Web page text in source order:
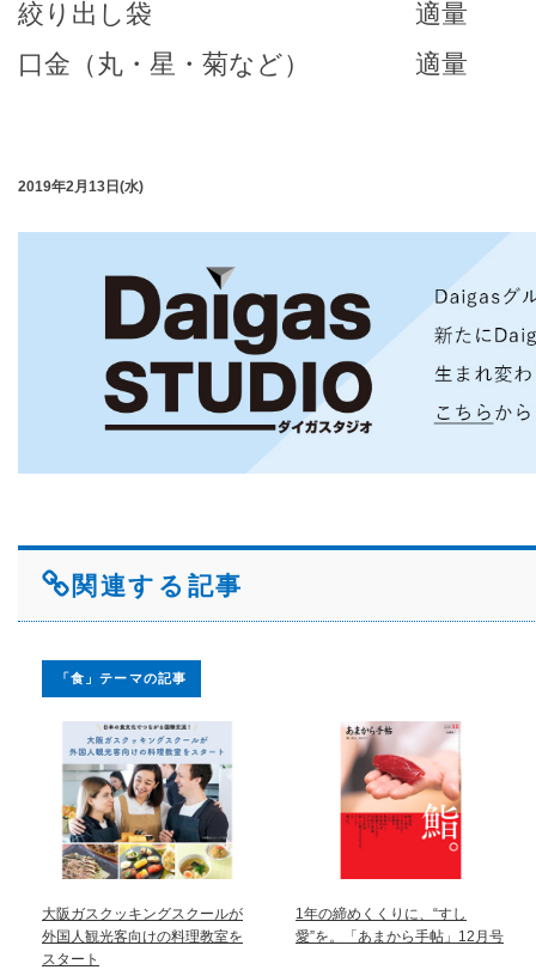
絞り出し袋 適量
口金（丸・星・菊など） 適量
2019年2月13日(水)
関連する記事
「食」テーマの記事
大阪ガスクッキングスクールが
外国人観光客向けの料理教室を
スタート
1年の締めくくりに、“すし
愛”を。「あまから手帖」12月号